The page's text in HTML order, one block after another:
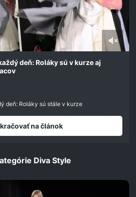
deň: Roláky sú v kurze aj
deň: Roláky sú stále v kurze
na článok
Diva Style